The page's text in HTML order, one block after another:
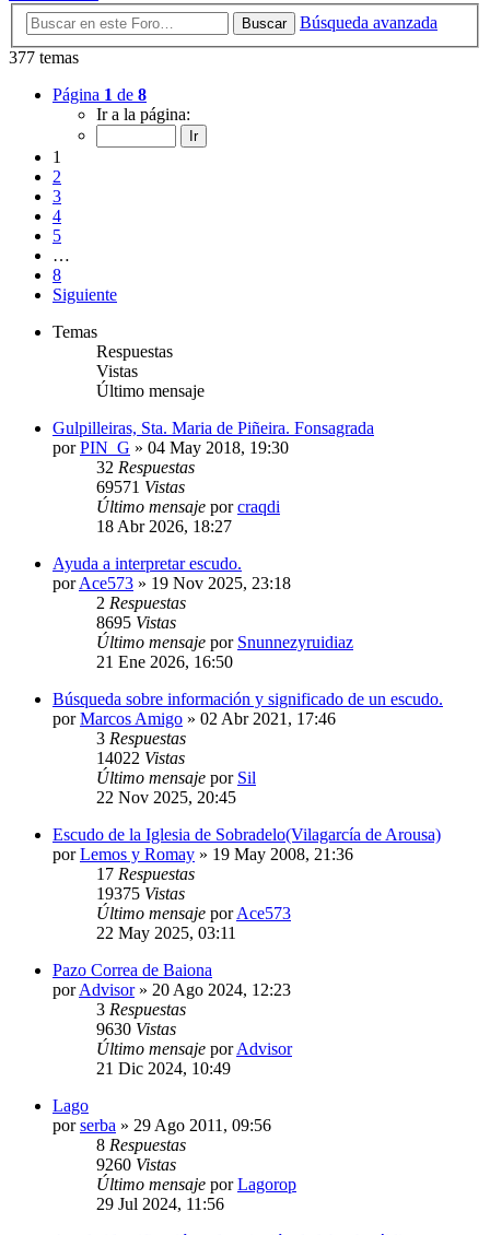
Buscar
Búsqueda avanzada
377 temas
Página 1 de 8
Ir a la página:
1
2
3
4
5
…
8
Siguiente
Temas
Respuestas
Vistas
Último mensaje
Gulpilleiras, Sta. Maria de Piñeira. Fonsagrada
porPIN_G » 04 May 2018, 19:30
32 Respuestas
69571 Vistas
Último mensaje porcraqdi
18 Abr 2026, 18:27
Ayuda a interpretar escudo.
porAce573 » 19 Nov 2025, 23:18
2 Respuestas
8695 Vistas
Último mensaje por Snunnezyruidiaz
21 Ene 2026, 16:50
Búsqueda sobre información y significado de un escudo.
porMarcos Amigo » 02 Abr 2021, 17:46
3 Respuestas
14022 Vistas
Último mensaje por Sil
22 Nov 2025, 20:45
Escudo de la Iglesia de Sobradelo(Vilagarcía de Arousa)
porLemos y Romay » 19 May 2008, 21:36
17 Respuestas
19375 Vistas
Último mensaje porAce573
22 May 2025, 03:11
Pazo Correa de Baiona
porAdvisor» 20 Ago 2024, 12:23
3 Respuestas
9630 Vistas
Último mensaje porAdvisor
21 Dic 2024, 10:49
Lago
porserba » 29 Ago 2011, 09:56
8 Respuestas
9260 Vistas
Último mensaje porLagorop
29 Jul 2024, 11:56